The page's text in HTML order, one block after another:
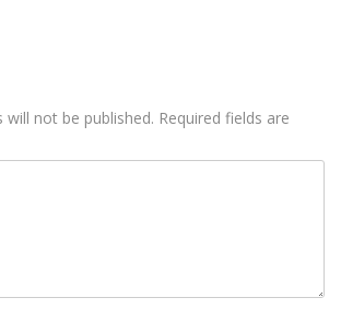
will not be published. Required fields are